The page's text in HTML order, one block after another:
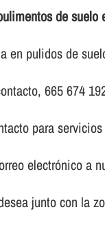
de suelo
en pulidos de
665 674
para
electrónico a
junto con la